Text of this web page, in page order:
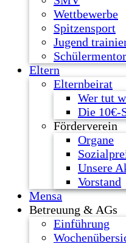
Wettbewerbe
Spitzensport
Jugend
Eltern
Elternbeirat
Wer tut
Die 10€-
Förderverein
Organe
Unsere
Vorstand
Mensa
Betreuung & AGs
Einführung